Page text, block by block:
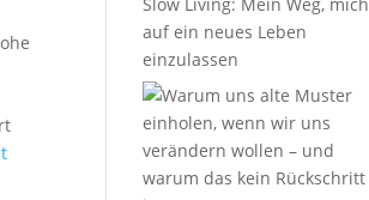
auf ein neues Leben
einzulassen